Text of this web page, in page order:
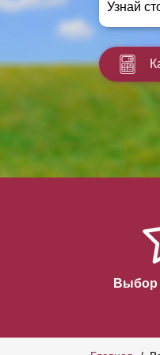
Узнай
Выбор